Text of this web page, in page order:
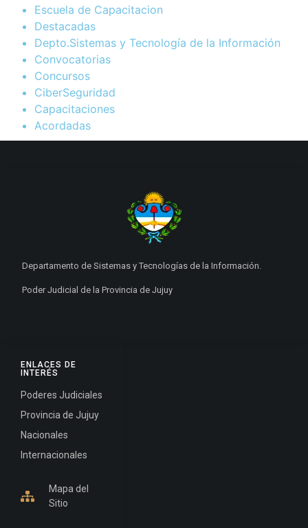
Escuela de Capacitacion
Destacadas
Depto.Sistemas y Tecnología de la Información
Convocatorias
Concursos
CiberSeguridad
Capacitaciones
Acordadas
ENLACES DE
INTERÉS
Poderes Judiciales
Provincia de Jujuy
Nacionales
Internacionales
Mapa del
Sitio
Departamento de Sistemas y Tecnologías de la Información.
Poder Judicial de la Provincia de Jujuy